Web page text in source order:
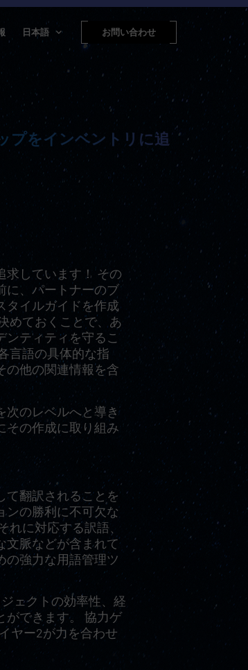
日本語 お問い合わせ
プをインベントリに追
求しています！ その
に、パートナーのブ
タイルガイドを作成
めておくことで、あ
ティティを守るこ
言語の具体的な指
の他の関連情報を含
次のレベルへと導き
その作成に取り組み
て翻訳されることを
ンの勝利に不可欠な
れに対応する訳語、
文脈などが含まれて
の強力な用語管理ツ
ェクトの効率性、経
ができます。 協力ゲ
ヤー2が力を合わせ